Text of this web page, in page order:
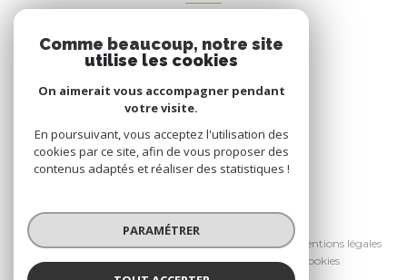
Espace propriétaire
Mentions légales
Admin
Politique RGPD Cookies
Comme beaucoup, notre site
utilise les cookies
On aimerait vous accompagner pendant
votre visite.
En poursuivant, vous acceptez l'utilisation des
cookies par ce site, afin de vous proposer des
contenus adaptés et réaliser des statistiques !
PARAMÉTRER